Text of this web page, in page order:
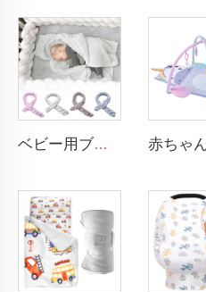
ベビー用ブレイド加工されたクレードバンパー ノット付きプラッシュ ソフトなトドラー用ベビースリープネスト ブレイドクレードバンパー ニューボーン用